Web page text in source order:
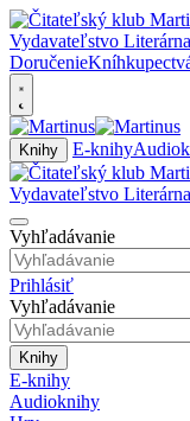
Doručenie
Knihy E-knihy
Vyhľadávanie
Prihlásiť
Vyhľadávanie
Knihy
E-knihy
Audioknihy